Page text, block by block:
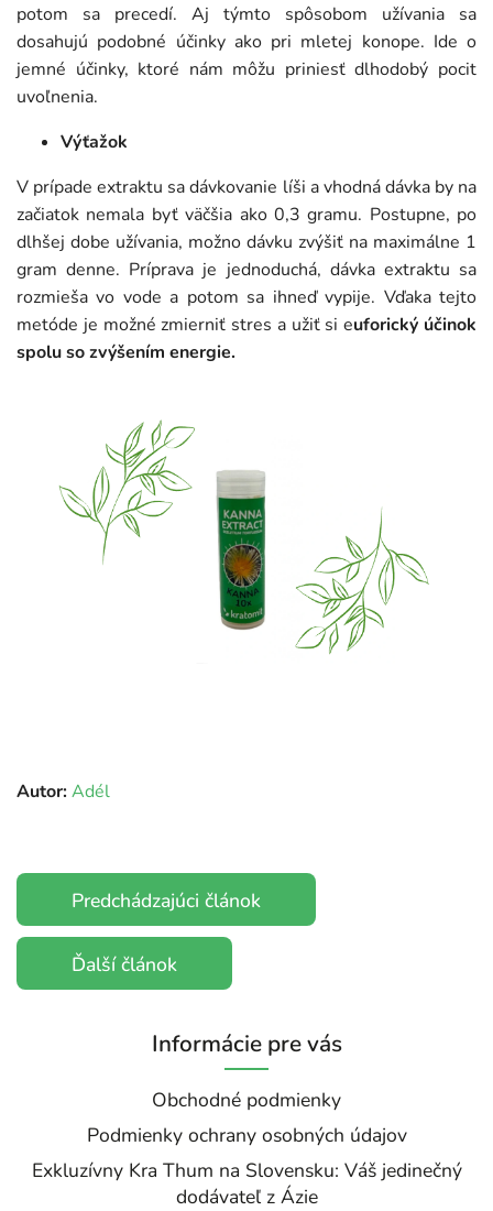
potom sa precedí. Aj týmto spôsobom užívania sa
dosahujú podobné účinky ako pri mletej konope. Ide o
jemné účinky, ktoré nám môžu priniesť dlhodobý pocit
uvoľnenia.
Výťažok
V prípade extraktu sa dávkovanie líši a vhodná dávka by na
začiatok nemala byť väčšia ako 0,3 gramu. Postupne, po
dlhšej dobe užívania, možno dávku zvýšiť na maximálne 1
gram denne. Príprava je jednoduchá, dávka extraktu sa
rozmieša vo vode a potom sa ihneď vypije. Vďaka tejto
metóde je možné zmierniť stres a užiť si euforický účinok
spolu so zvýšením energie.
Autor:Adél
Predchádzajúci článok
Ďalší článok
Informácie pre vás
Obchodné podmienky
Podmienky ochrany osobných údajov
Exkluzívny Kra Thum na Slovensku: Váš jedinečný
dodávateľ z Ázie